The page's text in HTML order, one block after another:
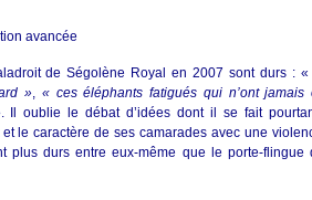
avancée
de Ségolène Royal en 2007 sont durs : «
», « ces éléphants fatigués qui n’ont jamais
. Il oublie le débat d’idées dont il se fait
le caractère de ses camarades avec une
plus durs entre eux-même que le porte-flingue